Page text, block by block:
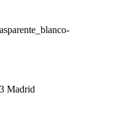
Madrid